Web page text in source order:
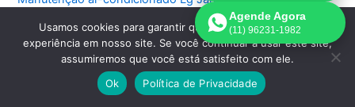
Manutenção ar-condicionado Lg Jardim das Acacias
Manutenção ar-condicionado Lg Jardim da Saúde
Manutenção ar-condicionado Lg Jardim Bonfiglioli
Agende Agora
(11) 96231-1982
Usamos cookies para garantir que oferecemos a melhor
experiência em nosso site. Se você continuar a usar este site,
assumiremos que você está satisfeito com ele.
Ok
Política de Privacidade